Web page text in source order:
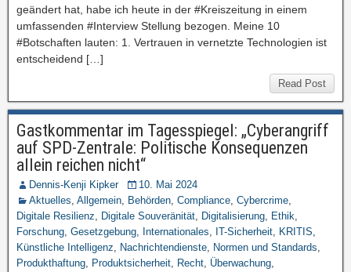
geändert hat, habe ich heute in der #Kreiszeitung in einem
umfassenden #Interview Stellung bezogen. Meine 10
#Botschaften lauten: 1. Vertrauen in vernetzte Technologien ist
entscheidend […]
Read Post
Gastkommentar im Tagesspiegel: „Cyberangriff
auf SPD-Zentrale: Politische Konsequenzen
allein reichen nicht“
Dennis-Kenji Kipker
10. Mai 2024
Aktuelles, Allgemein, Behörden, Compliance, Cybercrime,
Digitale Resilienz, Digitale Souveränität, Digitalisierung, Ethik,
Forschung, Gesetzgebung, Internationales, IT-Sicherheit, KRITIS,
Künstliche Intelligenz, Nachrichtendienste, Normen und Standards,
Produkthaftung, Produktsicherheit, Recht, Überwachung,